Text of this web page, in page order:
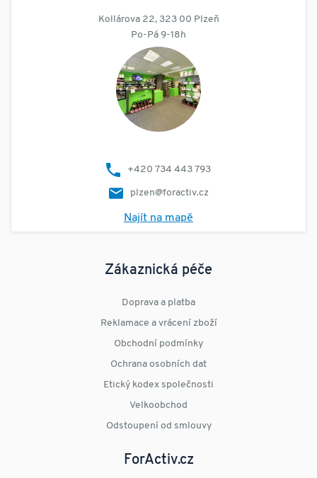
Kollárova 22, 323 00 Plzeň
Po-Pá 9-18h
+420 734 443 793
plzen@foractiv.cz
Najít na mapě
Zákaznická péče
Doprava a platba
Reklamace a vrácení zboží
Obchodní podmínky
Ochrana osobních dat
Etický kodex společnosti
Velkoobchod
Odstoupení od smlouvy
ForActiv.cz